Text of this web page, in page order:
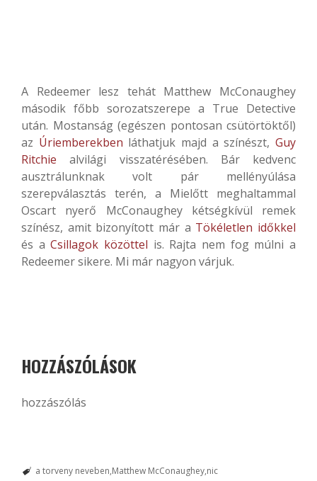
A Redeemer lesz tehát Matthew McConaughey
második főbb sorozatszerepe a True Detective
után. Mostanság (egészen pontosan csütörtöktől)
az Úriemberekben láthatjuk majd a színészt,Guy
Ritchie alvilági visszatérésében. Bár kedvenc
ausztrálunknak volt pár mellényúlása
szerepválasztás terén, a Mielőtt meghaltammal
Oscart nyerő McConaughey kétségkívül remek
színész, amit bizonyított már a Tökéletlen időkkel
és aCsillagok közöttel is. Rajta nem fog múlni a
Redeemer sikere. Mi már nagyon várjuk.
HOZZÁSZÓLÁSOK
hozzászólás
a torveny neveben Matthew McConaughey nic